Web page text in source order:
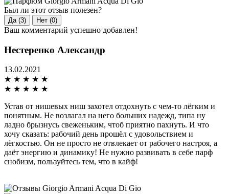
Был ли этот отзыв полезен?
Да (3) Нет (0)
Ваш комментарий успешно добавлен!
Нестеренко Александр
13.02.2021
★ ★ ★ ★ ★
★ ★ ★ ★ ★
Устав от нишевых ниш захотел отдохнуть с чем-то лёгким и
понятным. Не возлагал на него больших надежд, типа ну
ладно брызнусь свеженьким, чтоб приятно пахнуть. И что
хочу сказать: рабочий день прошёл с удовольствием и
лёгкостью. Он не просто не отвлекает от рабочего настроя, а
даёт энергию и динамику! Не нужно развивать в себе парф
снобизм, пользуйтесь тем, что в кайф!